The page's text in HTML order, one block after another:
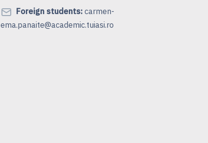
Foreign students:carmen-
ema.panaite@academic.tuiasi.ro